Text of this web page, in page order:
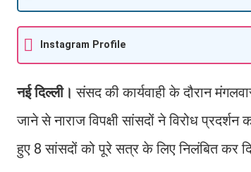
Instagram Profile
नई दिल्ली।संसद की कार्यवाही के दौरान
जाने से नाराज विपक्षी सांसदों ने विरोध
हुए 8 सांसदों को पूरे सत्र के लिए निलंबित कर